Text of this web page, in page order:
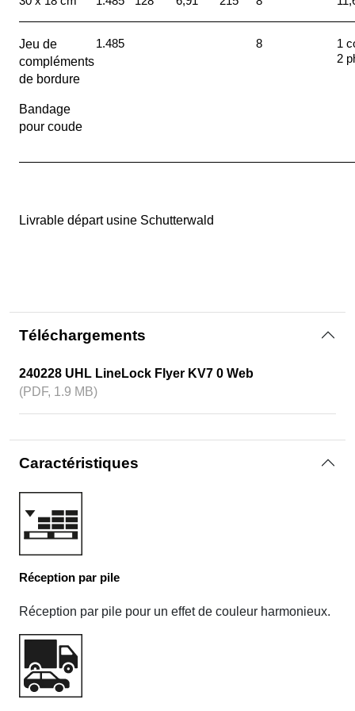
Jeu de
compléments
de bordure
Bandage
pour coude
1.485 8
1
2
Livrable départ usine Schutterwald
Téléchargements
240228 UHL LineLock Flyer KV7 0 Web
(PDF, 1.9 MB)
Caractéristiques
Réception par pile
Réception par pile pour un effet de couleur harmonieux.